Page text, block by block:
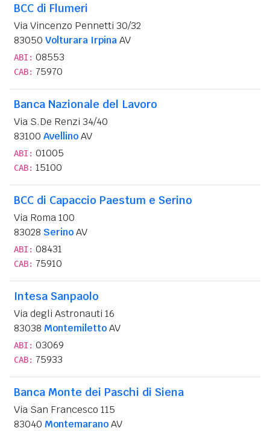
BCC di Flumeri
Via Vincenzo Pennetti 30/32
83050 Volturara IrpinaAV
ABI: 08553
CAB: 75970
Banca Nazionale del Lavoro
Via S.De Renzi 34/40
83100 AvellinoAV
ABI: 01005
CAB: 15100
BCC di Capaccio Paestum e Serino
Via Roma 100
83028 SerinoAV
ABI: 08431
CAB: 75910
Intesa Sanpaolo
Via degli Astronauti 16
83038 MontemilettoAV
ABI: 03069
CAB: 75933
Banca Monte dei Paschi di Siena
Via San Francesco 115
83040 MontemaranoAV